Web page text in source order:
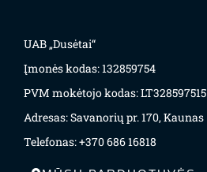
UAB „Dusėtai“
Įmonės kodas: 132859754
PVM mokėtojo kodas: LT328597515
Adresas: Savanorių pr. 170, Kaunas
Telefonas: +370 686 16818